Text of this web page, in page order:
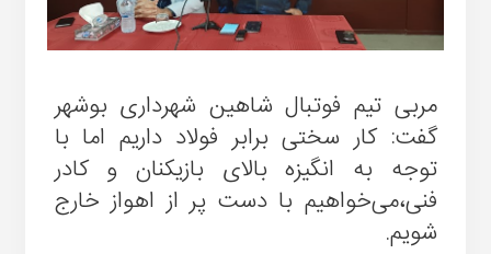
مربی تیم فوتبال شاهین شهرداری بوشهر
گفت: کار سختی برابر فولاد داریم اما با
توجه به انگیزه بالای بازیکنان و کادر
فنی،می‌خواهیم با دست پر از اهواز خارج
شویم.